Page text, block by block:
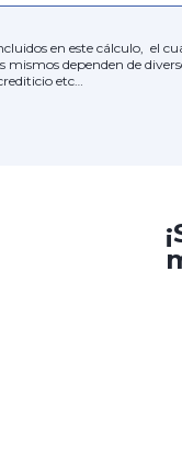
en este cálculo, el
dependen de
etc…